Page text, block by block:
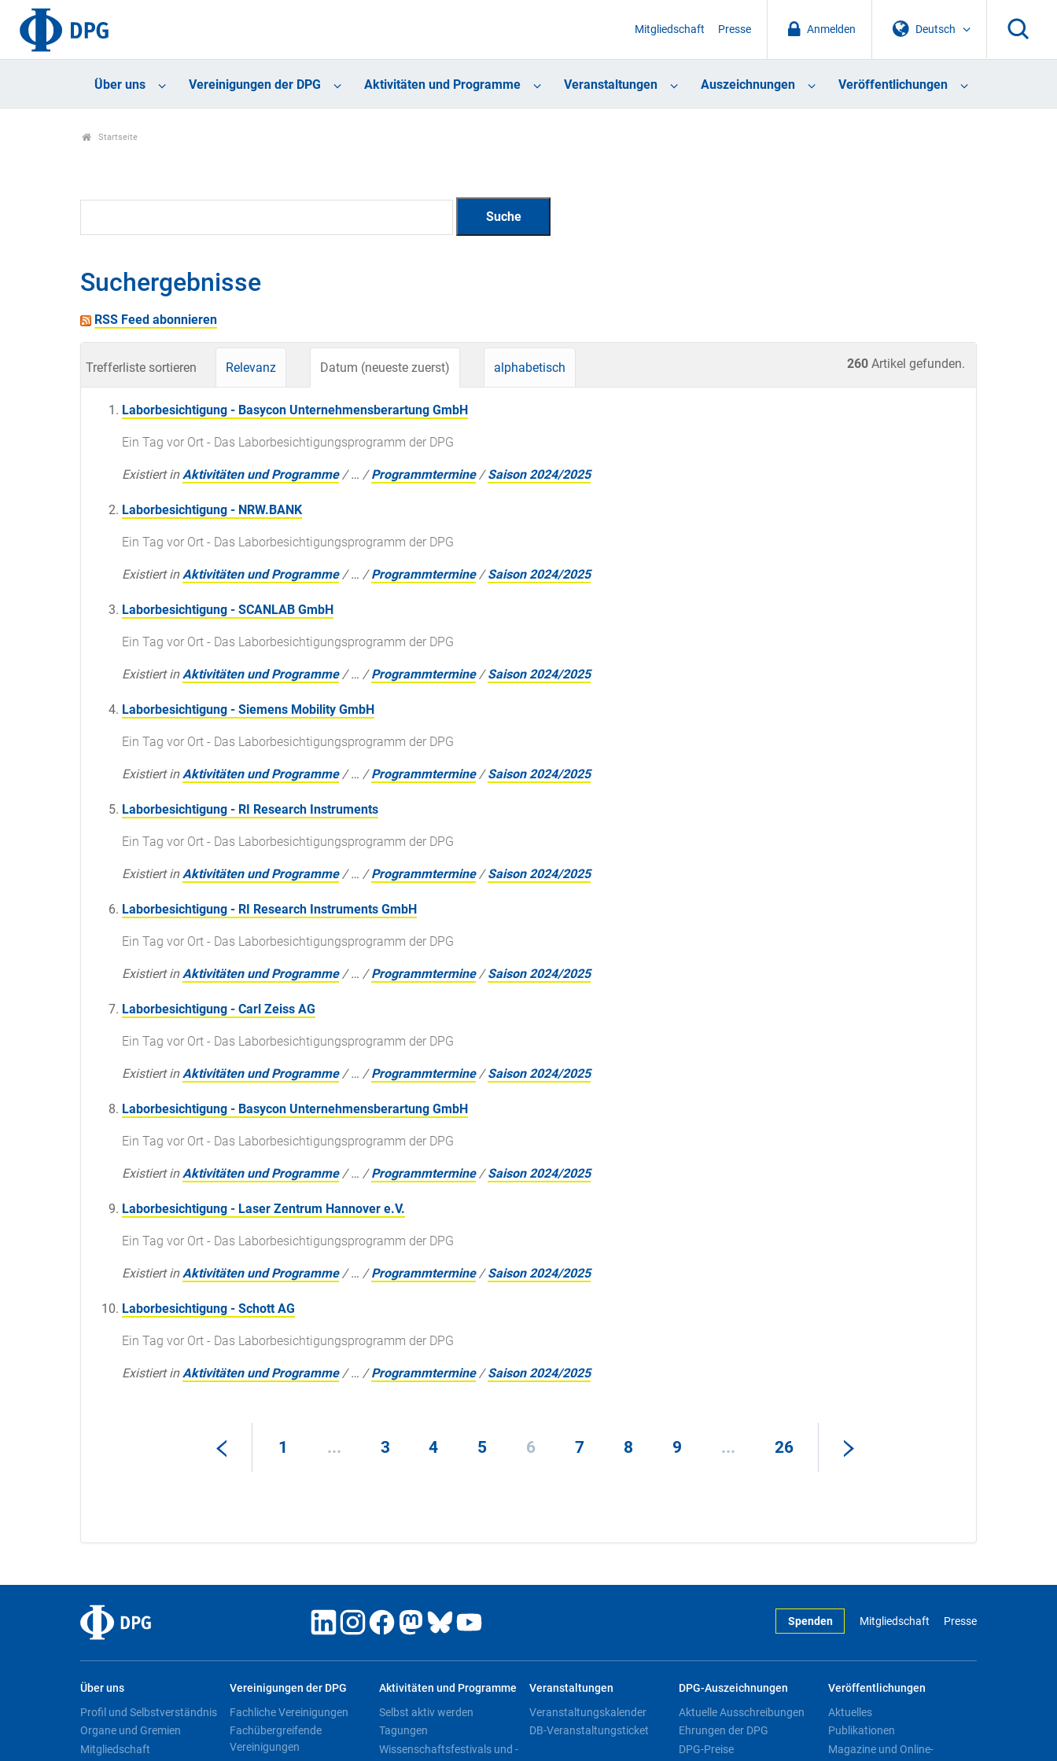
Deutsch
Anmelden
Mitgliedschaft Presse
Über uns Vereinigungen der DPG Aktivitäten und Programme Veranstaltungen Auszeichnungen Veröffentlichungen
Startseite
Suchergebnisse
RSS Feed abonnieren
260 Artikel gefunden.
Trefferliste sortieren Relevanz Datum (neueste zuerst) alphabetisch
Laborbesichtigung - Basycon Unternehmensberartung GmbH
Ein Tag vor Ort - Das Laborbesichtigungsprogramm der DPG
Existiert in Aktivitäten und Programme /… /Programmtermine /Saison 2024/2025
Laborbesichtigung - NRW.BANK
Ein Tag vor Ort - Das Laborbesichtigungsprogramm der DPG
Existiert in Aktivitäten und Programme /… /Programmtermine /Saison 2024/2025
Laborbesichtigung - SCANLAB GmbH
Ein Tag vor Ort - Das Laborbesichtigungsprogramm der DPG
Existiert in Aktivitäten und Programme /… /Programmtermine /Saison 2024/2025
Laborbesichtigung - Siemens Mobility GmbH
Ein Tag vor Ort - Das Laborbesichtigungsprogramm der DPG
Existiert in Aktivitäten und Programme /… /Programmtermine /Saison 2024/2025
Laborbesichtigung - RI Research Instruments
Ein Tag vor Ort - Das Laborbesichtigungsprogramm der DPG
Existiert in Aktivitäten und Programme /… /Programmtermine /Saison 2024/2025
Laborbesichtigung - RI Research Instruments GmbH
Ein Tag vor Ort - Das Laborbesichtigungsprogramm der DPG
Existiert in Aktivitäten und Programme /… /Programmtermine /Saison 2024/2025
Laborbesichtigung - Carl Zeiss AG
Ein Tag vor Ort - Das Laborbesichtigungsprogramm der DPG
Existiert in Aktivitäten und Programme /… /Programmtermine /Saison 2024/2025
Laborbesichtigung - Basycon Unternehmensberartung GmbH
Ein Tag vor Ort - Das Laborbesichtigungsprogramm der DPG
Existiert in Aktivitäten und Programme /… /Programmtermine /Saison 2024/2025
Laborbesichtigung - Laser Zentrum Hannover e.V.
Ein Tag vor Ort - Das Laborbesichtigungsprogramm der DPG
Existiert in Aktivitäten und Programme /… /Programmtermine /Saison 2024/2025
Laborbesichtigung - Schott AG
Ein Tag vor Ort - Das Laborbesichtigungsprogramm der DPG
Existiert in Aktivitäten und Programme /… /Programmtermine /Saison 2024/2025
1 ... 3 4 5 6 7 8 9 ... 26
Spenden Mitgliedschaft Presse
Über uns
Profil und Selbstverständnis
Organe und Gremien
Mitgliedschaft
Vereinigungen der DPG
Fachliche Vereinigungen
Fachübergreifende
Vereinigungen
Aktivitäten und Programme
Selbst aktiv werden
Tagungen
Wissenschaftsfestivals und -
Veranstaltungen
Veranstaltungskalender
DB-Veranstaltungsticket
DPG-Auszeichnungen
Aktuelle Ausschreibungen
Ehrungen der DPG
DPG-Preise
Veröffentlichungen
Aktuelles
Publikationen
Magazine und Online-